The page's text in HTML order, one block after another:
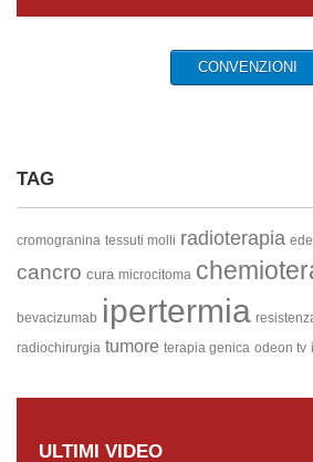
CONVENZIONI
TAG
cromogranina tessuti molli radioterapia
cancro cura microcitoma
bevacizumab ipertermia
radiochirurgia tumore terapia genica odeon tv
ULTIMI VIDEO